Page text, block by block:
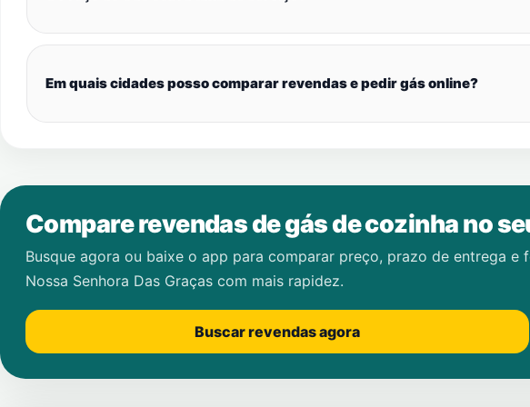
Em quais cidades posso comparar revendas e pedir gás online?
Compare revendas de gás de cozinha no
Busque agora ou baixe o app para comparar preço, prazo de entrega
Nossa Senhora Das Graças com mais rapidez.
Buscar revendas agora